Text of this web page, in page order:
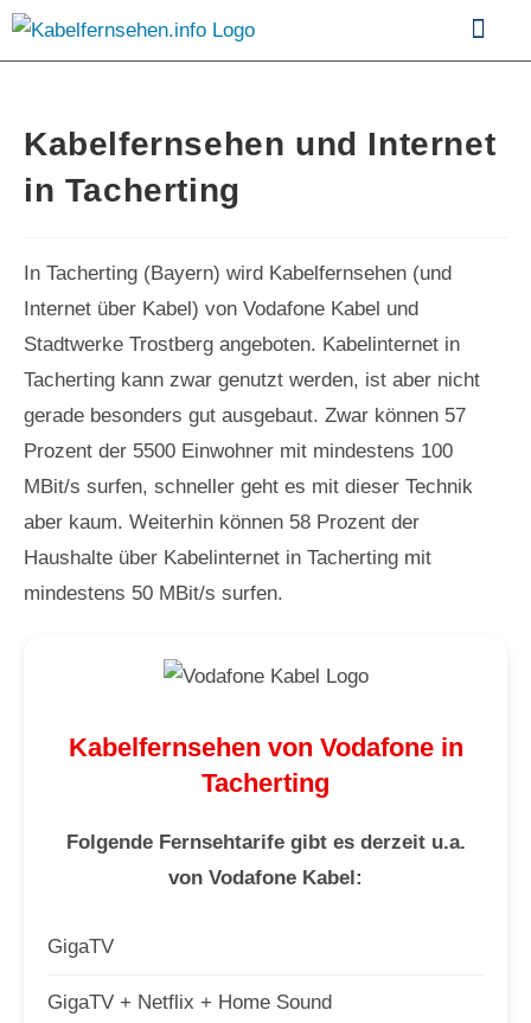
Kabelfernsehen und Internet
in Tacherting
In Tacherting (Bayern) wird Kabelfernsehen (und
Internet über Kabel) von Vodafone Kabel und
Stadtwerke Trostberg angeboten. Kabelinternet in
Tacherting kann zwar genutzt werden, ist aber nicht
gerade besonders gut ausgebaut. Zwar können 57
Prozent der 5500 Einwohner mit mindestens 100
MBit/s surfen, schneller geht es mit dieser Technik
aber kaum. Weiterhin können 58 Prozent der
Haushalte über Kabelinternet in Tacherting mit
mindestens 50 MBit/s surfen.
Kabelfernsehen von Vodafone in
Tacherting
Folgende Fernsehtarife gibt es derzeit u.a.
von Vodafone Kabel:
GigaTV
GigaTV + Netflix + Home Sound